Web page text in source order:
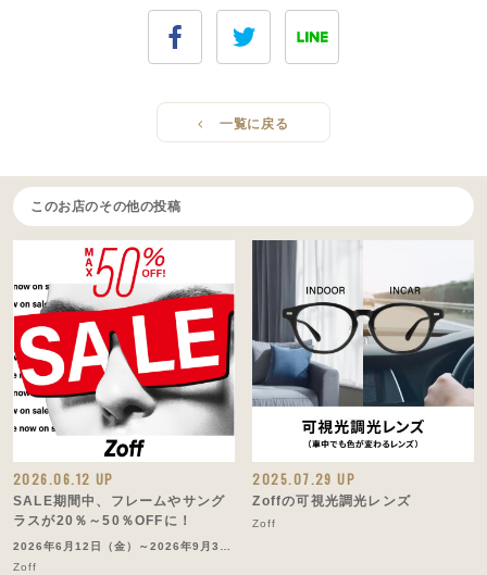
一覧に戻る
このお店のその他の投稿
2026.06.12 UP
SALE期間中、フレームやサング
ラスが20％～50％OFFに！
2026年6月12日（金）～2026年9月3日
(木)
Zoff
2025.07.29 UP
Zoffの可視光調光レンズ
Zoff